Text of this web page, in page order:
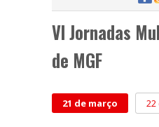
VI Jornadas
de MGF
21 de março 22